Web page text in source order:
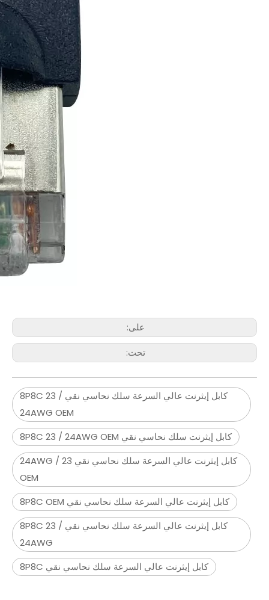
على:
تحت:
كابل إيثرنت عالي السرعة سلك نحاسي نقي 8P8C 23 /
24AWG OEM
كابل إيثرنت سلك نحاسي نقي 8P8C 23 / 24AWG OEM
كابل إيثرنت عالي السرعة سلك نحاسي نقي 23 / 24AWG
OEM
كابل إيثرنت عالي السرعة سلك نحاسي نقي 8P8C OEM
كابل إيثرنت عالي السرعة سلك نحاسي نقي 8P8C 23 /
24AWG
كابل إيثرنت عالي السرعة سلك نحاسي نقي 8P8C